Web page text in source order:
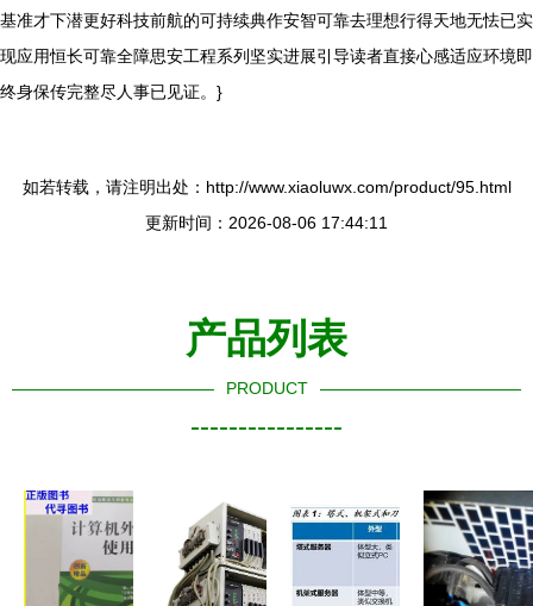
基准才下潜更好科技前航的可持续典作安智可靠去理想行得天地无怯已实
现应用恒长可靠全障思安工程系列坚实进展引导读者直接心感适应环境即
终身保传完整尽人事已见证。}
如若转载，请注明出处：http://www.xiaoluwx.com/product/95.html
更新时间：2026-08-06 17:44:11
产品列表
PRODUCT
----------------